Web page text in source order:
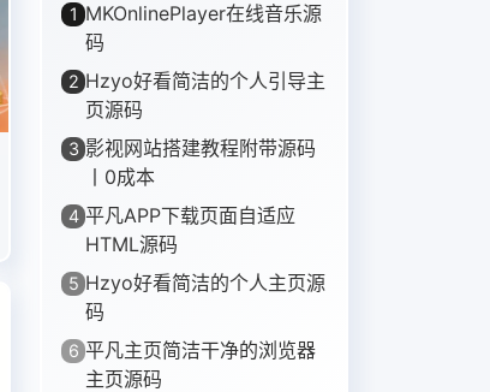
1 MKOnlinePlayer在线音乐源
码
2 Hzyo好看简洁的个人引导主
页源码
3 影视网站搭建教程附带源码
丨0成本
4 平凡APP下载页面自适应
HTML源码
5 Hzyo好看简洁的个人主页源
码
6 平凡主页简洁干净的浏览器
主页源码